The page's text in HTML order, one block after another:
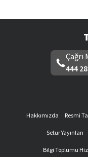
Çağrı
444
Hakkımızda Resmi
Setur Yayınları
Bilgi Toplumu